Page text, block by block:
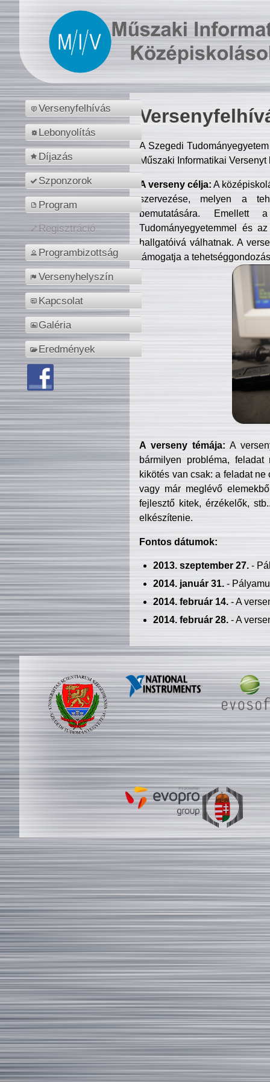
Versenyfelhívás
Lebonyolítás
Díjazás
Szponzorok
Program
Regisztráció
Programbizottság
Versenyhelyszín
Kapcsolat
Galéria
Eredmények
A Szegedi
Műszaki Informatikai
A verseny célja: A
szervezése, melyen a
bemutatására. Emellett
Tudományegyetemmel és
hallgatóivá válhatnak. A
támogatja a
A verseny témája: A
bármilyen probléma, feladat
kikötés van csak: a feladat
vagy már meglévő
fejlesztő kitek, érzékelők,
elkészítenie.
Fontos dátumok:
2013. szeptember 27.-
2014. január 31.-
2014. február 14.- A
2014. február 28.- A